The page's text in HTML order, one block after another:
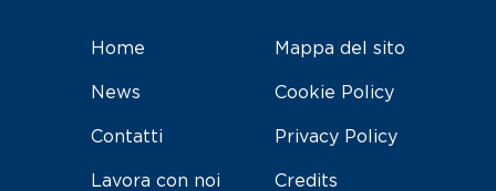
Home
News
Contatti
Lavora con noi
Mappa del sito
Cookie Policy
Privacy Policy
Credits